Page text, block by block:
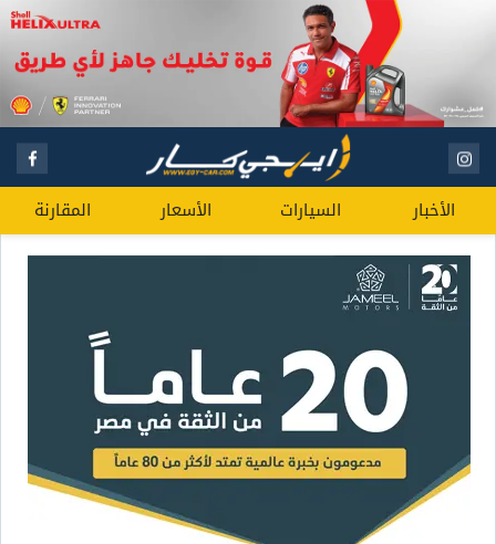
الأخبار السيارات الأسعار المقارنة